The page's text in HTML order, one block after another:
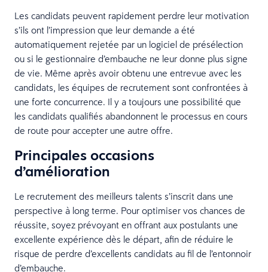
Les candidats peuvent rapidement perdre leur motivation
s’ils ont l’impression que leur demande a été
automatiquement rejetée par un logiciel de présélection
ou si le gestionnaire d’embauche ne leur donne plus signe
de vie. Même après avoir obtenu une entrevue avec les
candidats, les équipes de recrutement sont confrontées à
une forte concurrence. Il y a toujours une possibilité que
les candidats qualifiés abandonnent le processus en cours
de route pour accepter une autre offre.
Principales occasions
d’amélioration
Le recrutement des meilleurs talents s’inscrit dans une
perspective à long terme. Pour optimiser vos chances de
réussite, soyez prévoyant en offrant aux postulants une
excellente expérience dès le départ, afin de réduire le
risque de perdre d’excellents candidats au fil de l’entonnoir
d’embauche.